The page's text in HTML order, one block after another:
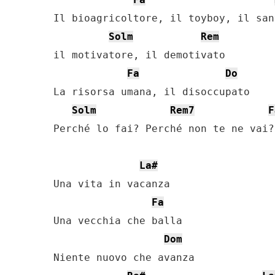
Il bioagricoltore, il toyboy, il
Solm
Rem
il motivatore, il demotivato
Fa
Do
La risorsa umana, il disoccupato
Solm
Rem7
Perché lo fai? Perché non te ne vai?
La#
Una vita in vacanza
Fa
Una vecchia che balla
Dom
Niente nuovo che avanza